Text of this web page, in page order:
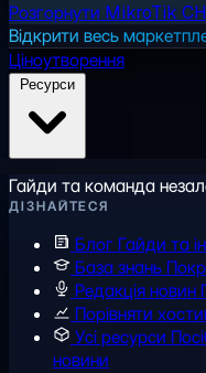
Розгорнути MikroTik
Відкрити весь
Ціноутворення
Гайди та команда
ДІЗНАЙТЕСЯ
Блог Гайди та
База знань
Редакція новин
Порівняти
Усі ресурси
новини